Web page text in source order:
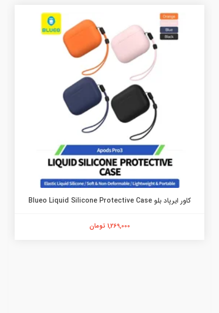
کاور ایرپاد بلو Blueo Liquid Silicone Protective Case
1,269,000 تومان